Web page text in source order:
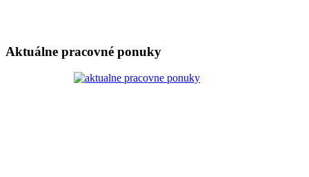
Aktuálne pracovné ponuky